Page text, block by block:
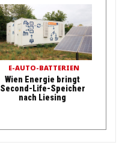
E-AUTO-BATTERIEN
Wien Energie bringt
Second-Life-Speicher
nach Liesing